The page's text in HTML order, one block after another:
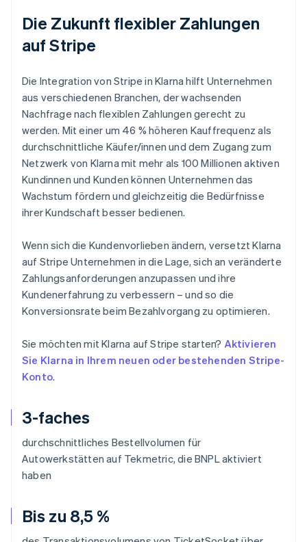
3-faches
durchschnittliches Bestellvolumen für
Autowerkstätten auf Tekmetric, die BNPL aktiviert
haben
Bis zu 8,5 %
Die Zukunft flexibler Zahlungen
auf Stripe
Die Integration von Stripe in Klarna hilft Unternehmen
aus verschiedenen Branchen, der wachsenden
Nachfrage nach flexiblen Zahlungen gerecht zu
werden. Mit einer um 46 % höheren Kauffrequenz als
durchschnittliche Käufer/innen und dem Zugang zum
Netzwerk von Klarna mit mehr als 100 Millionen aktiven
Kundinnen und Kunden können Unternehmen das
Wachstum fördern und gleichzeitig die Bedürfnisse
ihrer Kundschaft besser bedienen.
Wenn sich die Kundenvorlieben ändern, versetzt Klarna
auf Stripe Unternehmen in die Lage, sich an veränderte
Zahlungsanforderungen anzupassen und ihre
Kundenerfahrung zu verbessern – und so die
Konversionsrate beim Bezahlvorgang zu optimieren.
Sie möchten mit Klarna auf Stripe starten? Aktivieren
Sie Klarna in Ihrem neuen oder bestehenden Stripe-
Konto.